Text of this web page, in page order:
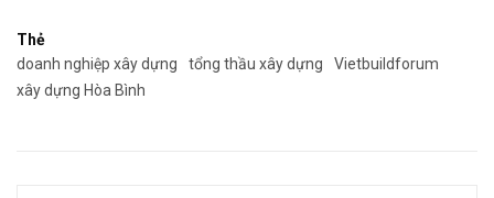
Thẻ
doanh nghiệp xây dựng
tổng thầu xây dựng
Vietbuildforum
xây dựng Hòa Bình